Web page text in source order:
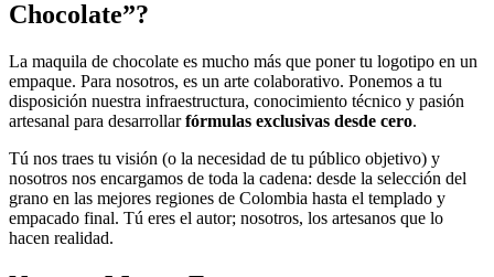
Chocolate”?
La maquila de chocolate es mucho más que poner tu logotipo en un
empaque. Para nosotros, es un arte colaborativo. Ponemos a tu
disposición nuestra infraestructura, conocimiento técnico y pasión
artesanal para desarrollarfórmulas exclusivas desde cero.
Tú nos traes tu visión (o la necesidad de tu público objetivo) y
nosotros nos encargamos de toda la cadena: desde la selección del
grano en las mejores regiones de Colombia hasta el templado y
empacado final. Tú eres el autor; nosotros, los artesanos que lo
hacen realidad.